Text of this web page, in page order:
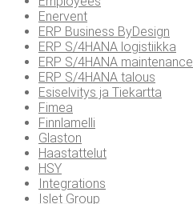
Enervent
ERP Business ByDesign
ERP S/4HANA logistiikka
ERP S/4HANA maintenance
ERP S/4HANA talous
Esiselvitys ja Tiekartta
Fimea
Finnlamelli
Glaston
Haastattelut
HSY
Integrations
Islet Group